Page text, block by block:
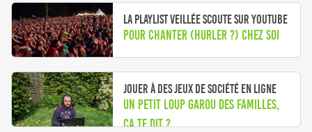
La playlist Veillée Scoute sur YouTube
Pour chanter (hurler ?) chez soi
Jouer à des jeux de société en ligne
Un petit Loup Garou des familles,
ça te dit ?